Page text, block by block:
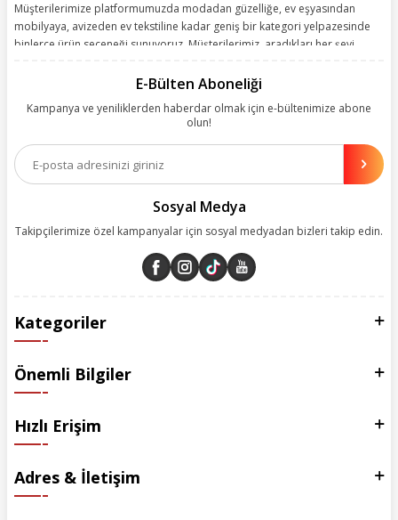
Müşterilerimize platformumuzda modadan güzelliğe, ev eşyasından
mobilyaya, avizeden ev tekstiline kadar geniş bir kategori yelpazesinde
binlerce ürün seçeneği sunuyoruz. Müşterilerimiz, aradıkları her şeyi
kolay, kusursuz ve keyifli bir alışveriş yolculuğu sunarken deneyiminize
olanakları sunuyoruz. Çalışmalarımızı müşterilerimizin memnuniyetini
esas alarak yürütüyoruz.
E-Bülten Aboneliği
Kampanya ve yeniliklerden haberdar olmak için e-bültenimize abone
olun!
Sosyal Medya
Takipçilerimize özel kampanyalar için sosyal medyadan bizleri takip edin.
Kategoriler
Önemli Bilgiler
Hızlı Erişim
Adres & İletişim